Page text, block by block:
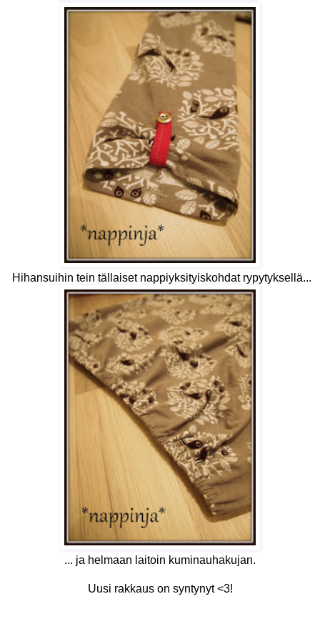
Hihansuihin tein tällaiset nappiyksityiskohdat rypytyksellä...
... ja helmaan laitoin kuminauhakujan.
Uusi rakkaus on syntynyt <3!